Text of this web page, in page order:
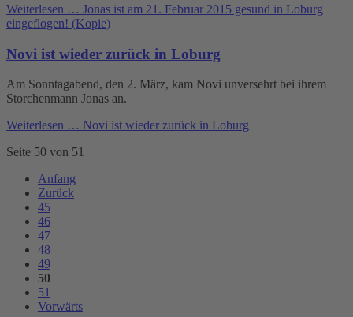
Weiterlesen … Jonas ist am 21. Februar 2015 gesund in Loburg
eingeflogen! (Kopie)
Novi ist wieder zurück in Loburg
Am Sonntagabend, den 2. März, kam Novi unversehrt bei ihrem
Storchenmann Jonas an.
Weiterlesen … Novi ist wieder zurück in Loburg
Seite 50 von 51
Anfang
Zurück
45
46
47
48
49
50
51
Vorwärts